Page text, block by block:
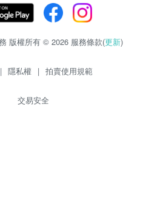
版權所有 © 2026 服務條款(更新)
| 隱私權 | 拍賣使用規範
交易安全